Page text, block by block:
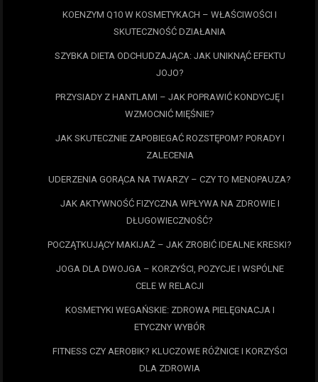
KOENZYM Q10 W KOSMETYKACH – WŁAŚCIWOŚCI I
SKUTECZNOŚĆ DZIAŁANIA
SZYBKA DIETA ODCHUDZAJĄCA: JAK UNIKNĄĆ EFEKTU
JOJO?
PRZYSIADY Z HANTLAMI – JAK POPRAWIĆ KONDYCJĘ I
WZMOCNIĆ MIĘŚNIE?
JAK SKUTECZNIE ZAPOBIEGAĆ ROZSTĘPOM? PORADY I
ZALECENIA
UDERZENIA GORĄCA NA TWARZY – CZY TO MENOPAUZA?
JAK AKTYWNOŚĆ FIZYCZNA WPŁYWA NA ZDROWIE I
DŁUGOWIECZNOŚĆ?
POCZĄTKUJĄCY MAKIJAŻ – JAK ZROBIĆ IDEALNE KRESKI?
JOGA DLA DWOJGA – KORZYŚCI, POZYCJE I WSPÓLNE
CELE W RELACJI
KOSMETYKI WEGAŃSKIE: ZDROWA PIELĘGNACJA I
ETYCZNY WYBÓR
FITNESS CZY AEROBIK? KLUCZOWE RÓŻNICE I KORZYŚCI
DLA ZDROWIA